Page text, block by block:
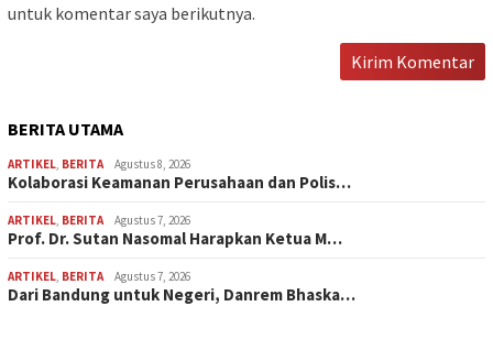
untuk komentar saya berikutnya.
BERITA UTAMA
ARTIKEL BERITA Agustus 8, 2026
Kolaborasi Keamanan Perusahaan dan Polis…
ARTIKEL BERITA Agustus 7, 2026
Prof. Dr. Sutan Nasomal Harapkan Ketua M…
ARTIKEL BERITA Agustus 7, 2026
Dari Bandung untuk Negeri, Danrem Bhaska…